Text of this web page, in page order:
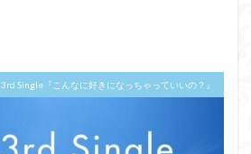
3rd Single『こんなに好きになっちゃっていいの？』